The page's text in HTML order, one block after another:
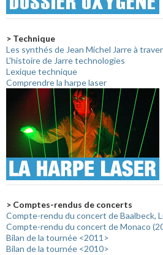
> Technique
Les synthés de Jean Michel Jarre à
L'histoire de Jarre technologies
Lexique technique
Comprendre la harpe laser
> Comptes-rendus de concerts
Compte-rendu du concert de Baalbeck,
Compte-rendu du concert de Monaco
Bilan de la tournée <2011>
Bilan de la tournée <2010>